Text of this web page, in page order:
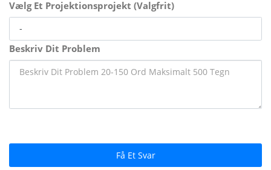
Vælg Et Projektionsprojekt (Valgfrit)
Beskriv Dit Problem
Få Et Svar